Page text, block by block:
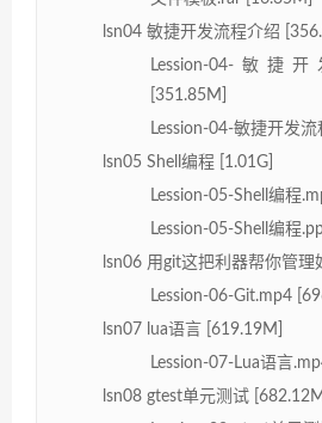
lsn04 敏捷开发流程介绍
Lession-04-敏捷
[351.85M]
Lession-04-敏捷开发
lsn05 Shell编程 [1.01G]
Lession-05-Shell编程
Lession-05-Shell编程
lsn06 用git这把利器帮你管理
Lession-06-Git.mp4
lsn07 lua语言 [619.19M]
Lession-07-Lua语言
lsn08 gtest单元测试 [682.12M]